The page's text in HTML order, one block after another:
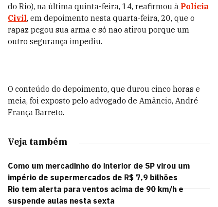
do Rio), na última quinta-feira, 14, reafirmou à Polícia
Civil, em depoimento nesta quarta-feira, 20, que o
rapaz pegou sua arma e só não atirou porque um
outro segurança impediu.
O conteúdo do depoimento, que durou cinco horas e
meia, foi exposto pelo advogado de Amâncio, André
França Barreto.
Veja também
Como um mercadinho do interior de SP virou um
império de supermercados de R$ 7,9 bilhões
Rio tem alerta para ventos acima de 90 km/h e
suspende aulas nesta sexta